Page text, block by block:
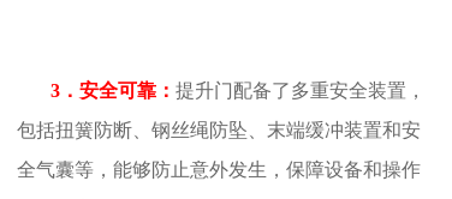
3．安全可靠： 提升门配备了多重安全装置，
包括扭簧防断、钢丝绳防坠、末端缓冲装置和安
全气囊等，能够防止意外发生，保障设备和操作